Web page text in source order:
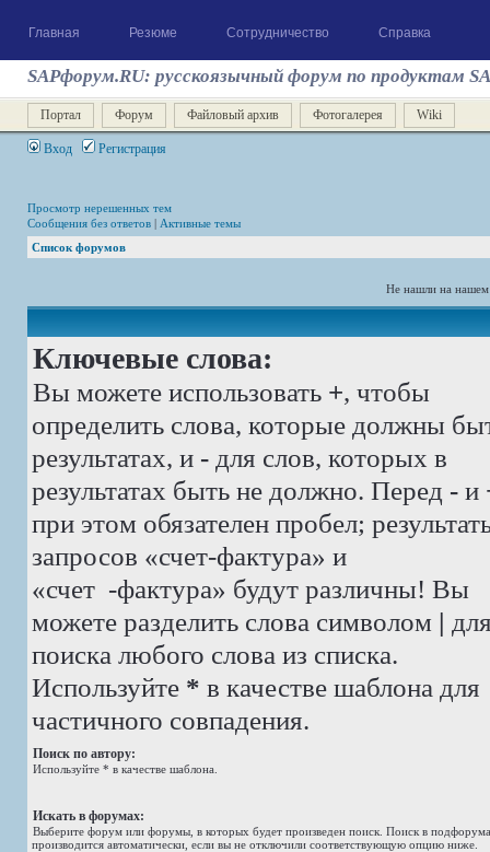
Главная Резюме Сотрудничество Справка
SAPфорум.RU: русскоязычный форум по продуктам
Портал Форум Файловый архив Фотогалерея Wiki
Вход Регистрация
Просмотр нерешенных тем
Сообщения без ответов | Активные темы
Список форумов
Не нашли на
Ключевые слова:
Вы можете использовать +, чтобы
определить слова, которые должны
результатах, и - для слов, которых в
результатах быть не должно. Перед - и
при этом обязателен пробел;
запросов «счет-фактура» и
«счет -фактура» будут различны! Вы
можете разделить слова символом |
поиска любого слова из списка.
Используйте * в качестве шаблона для
частичного совпадения.
Поиск по автору:
Используйте * в качестве шаблона.
Искать в форумах:
Выберите форум или форумы, в которых будет произведен поиск. Поиск в
производится автоматически, если вы не отключили соответствующую опцию ниже.